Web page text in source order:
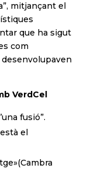
mitjançant el
que ha sigut
com
desenvolupaven
VerdCel
fusió”.
el